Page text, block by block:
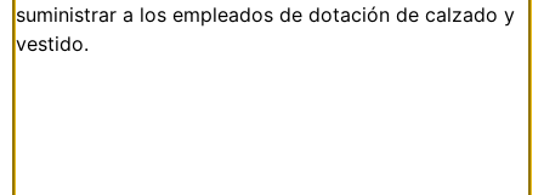
suministrar a los empleados de dotación de calzado y
vestido.